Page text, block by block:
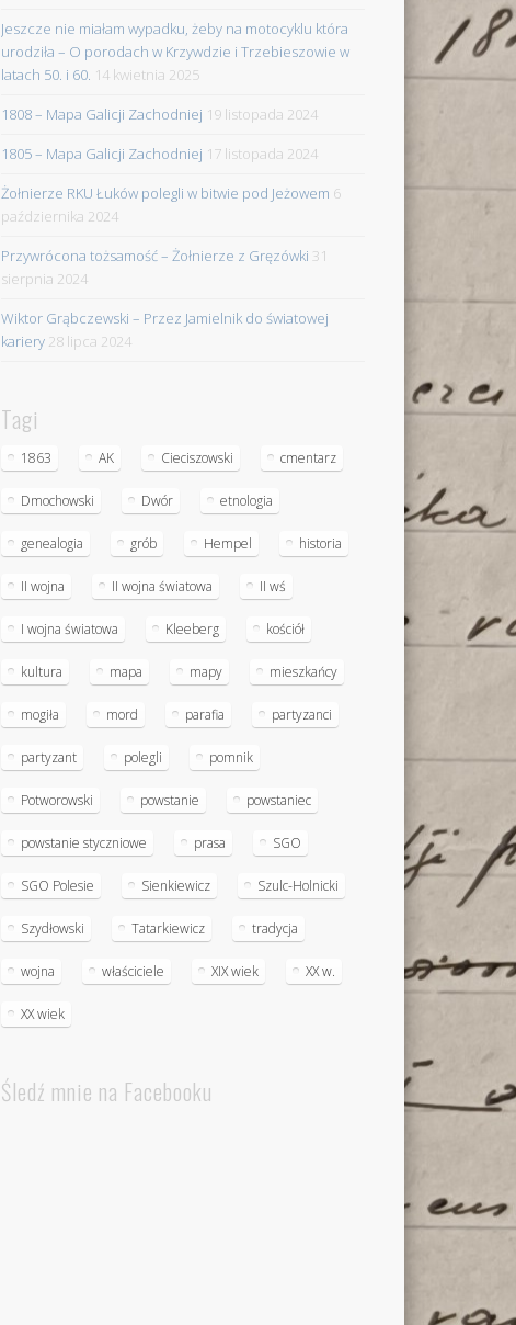
Jeszcze nie miałam wypadku, żeby na motocyklu która
urodziła – O porodach w Krzywdzie i Trzebieszowie w
latach 50. i 60. 14 kwietnia 2025
1808 – Mapa Galicji Zachodniej 19 listopada 2024
1805 – Mapa Galicji Zachodniej 17 listopada 2024
Żołnierze RKU Łuków polegli w bitwie pod Jeżowem 6
października 2024
Przywrócona tożsamość – Żołnierze z Gręzówki 31
sierpnia 2024
Wiktor Grąbczewski – Przez Jamielnik do światowej
kariery 28 lipca 2024
Tagi
1863 AK Cieciszowski cmentarz
Dmochowski Dwór etnologia
genealogia grób Hempel historia
II wojna II wojna światowa II wś
I wojna światowa Kleeberg kościół
kultura mapa mapy mieszkańcy
mogiła mord parafia partyzanci
partyzant polegli pomnik
Potworowski powstanie powstaniec
powstanie styczniowe prasa SGO
SGO Polesie Sienkiewicz Szulc-Holnicki
Szydłowski Tatarkiewicz tradycja
wojna właściciele XIX wiek XX w.
XX wiek
Śledź mnie na Facebooku